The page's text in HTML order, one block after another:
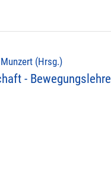
(Hrsg.)
- Bewegungslehre